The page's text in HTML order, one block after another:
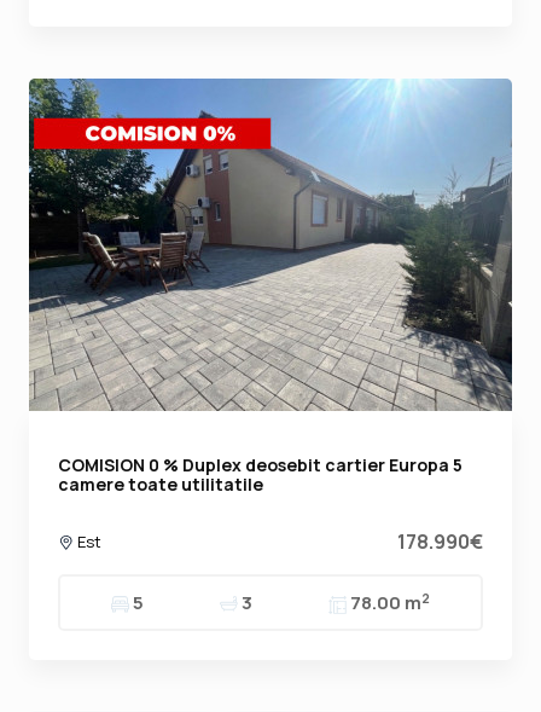
COMISION 0 % Duplex deosebit cartier Europa 5
camere toate utilitatile
Est 178.990€
5 3 78.00 m2